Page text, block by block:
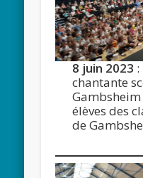
8 juin 2023
chantante
élèves des
de